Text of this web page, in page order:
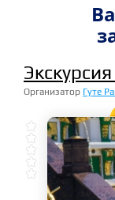
Организатор Гуте




